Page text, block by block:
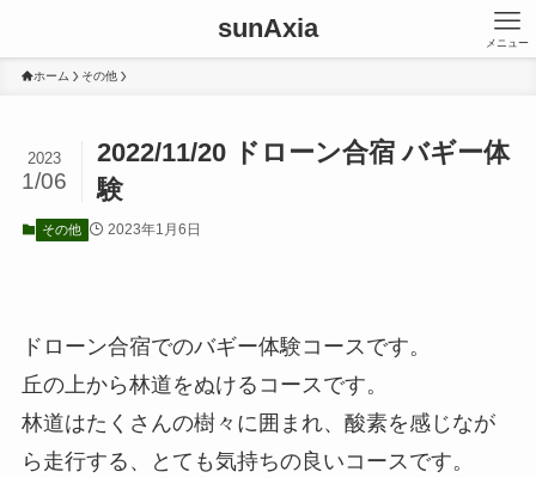
sunAxia メニュー
ホーム その他
2022/11/20 ドローン合宿 バギー体
験
2023
1/06
その他 2023年1月6日
ドローン合宿でのバギー体験コースです。
丘の上から林道をぬけるコースです。
林道はたくさんの樹々に囲まれ、酸素を感じなが
ら走行する、とても気持ちの良いコースです。